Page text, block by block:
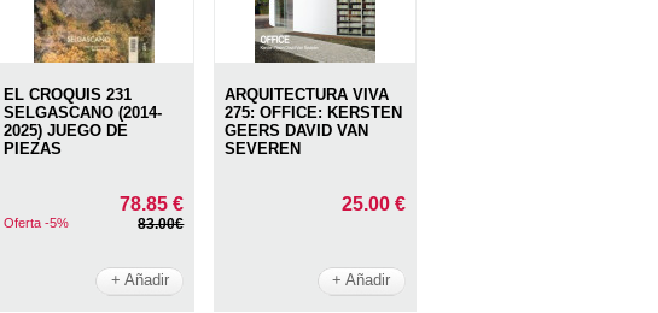
EL CROQUIS 231
SELGASCANO (2014-
2025) JUEGO DE
PIEZAS
78.85 €
Oferta -5% 83.00€
+ Añadir
ARQUITECTURA VIVA
275: OFFICE: KERSTEN
GEERS DAVID VAN
SEVEREN
25.00 €
+ Añadir